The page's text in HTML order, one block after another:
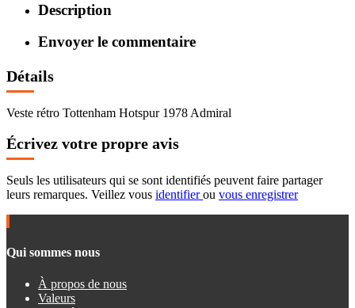
Description
Envoyer le commentaire
Détails
Veste rétro Tottenham Hotspur 1978 Admiral
Écrivez votre propre avis
Seuls les utilisateurs qui se sont identifiés peuvent faire partager
leurs remarques. Veillez vous identifierou vous enregistrer
Qui sommes nous
À propos de nous
Valeurs